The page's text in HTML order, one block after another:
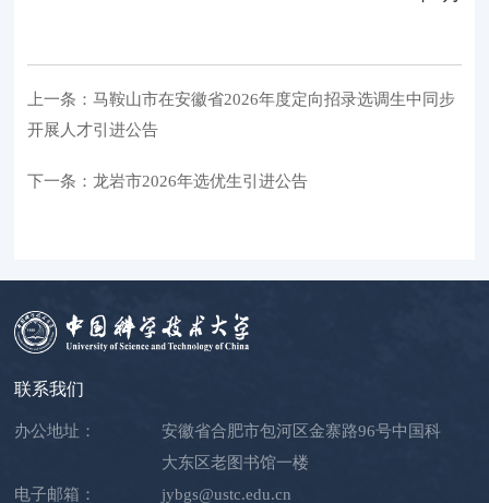
上一条：马鞍山市在安徽省2026年度定向招录选调生中同步
开展人才引进公告
下一条：龙岩市2026年选优生引进公告
联系我们
办公地址：
安徽省合肥市包河区金寨路96号中国科
大东区老图书馆一楼
电子邮箱：
jybgs@ustc.edu.cn